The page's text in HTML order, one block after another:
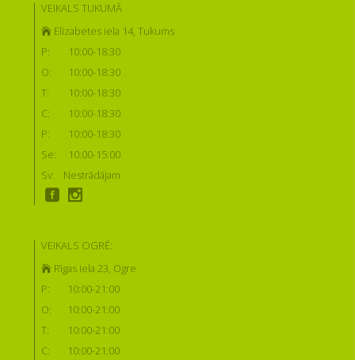
VEIKALS TUKUMĀ
Elizabetes iela 14, Tukums
P:
10:00-18:30
O:
10:00-18:30
T:
10:00-18:30
C:
10:00-18:30
P:
10:00-18:30
Se:
10:00-15:00
Sv:
Nestrādājam
VEIKALS OGRĒ:
Rīgas iela 23, Ogre
P:
10:00-21:00
O:
10:00-21:00
T:
10:00-21:00
C:
10:00-21:00